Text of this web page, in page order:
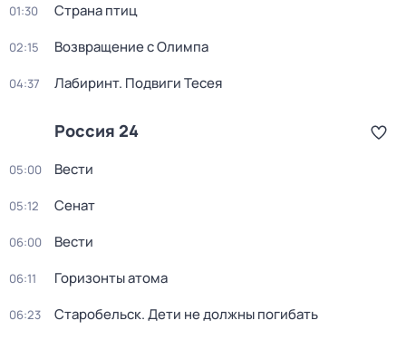
01:30 Страна птиц
02:15 Возвращение с Олимпа
04:37 Лабиринт. Подвиги Тесея
Россия 24
05:00 Вести
05:12 Сенат
06:00 Вести
06:11 Горизонты атома
06:23 Старобельск. Дети не должны погибать